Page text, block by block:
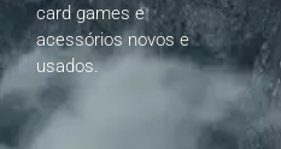
card games e
acessórios novos e
usados.